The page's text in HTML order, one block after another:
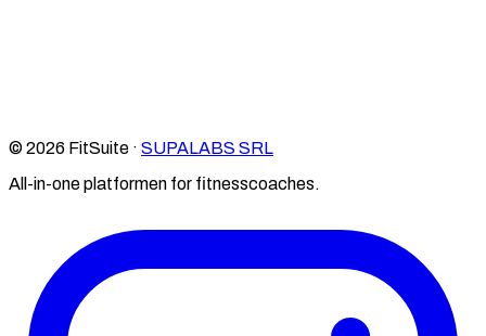
© 2026 FitSuite · SUPALABS SRL
All-in-one platformen for fitnesscoaches.